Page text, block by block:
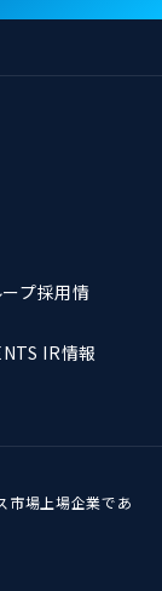
プ採用情
IR情報
市場上場企業であ